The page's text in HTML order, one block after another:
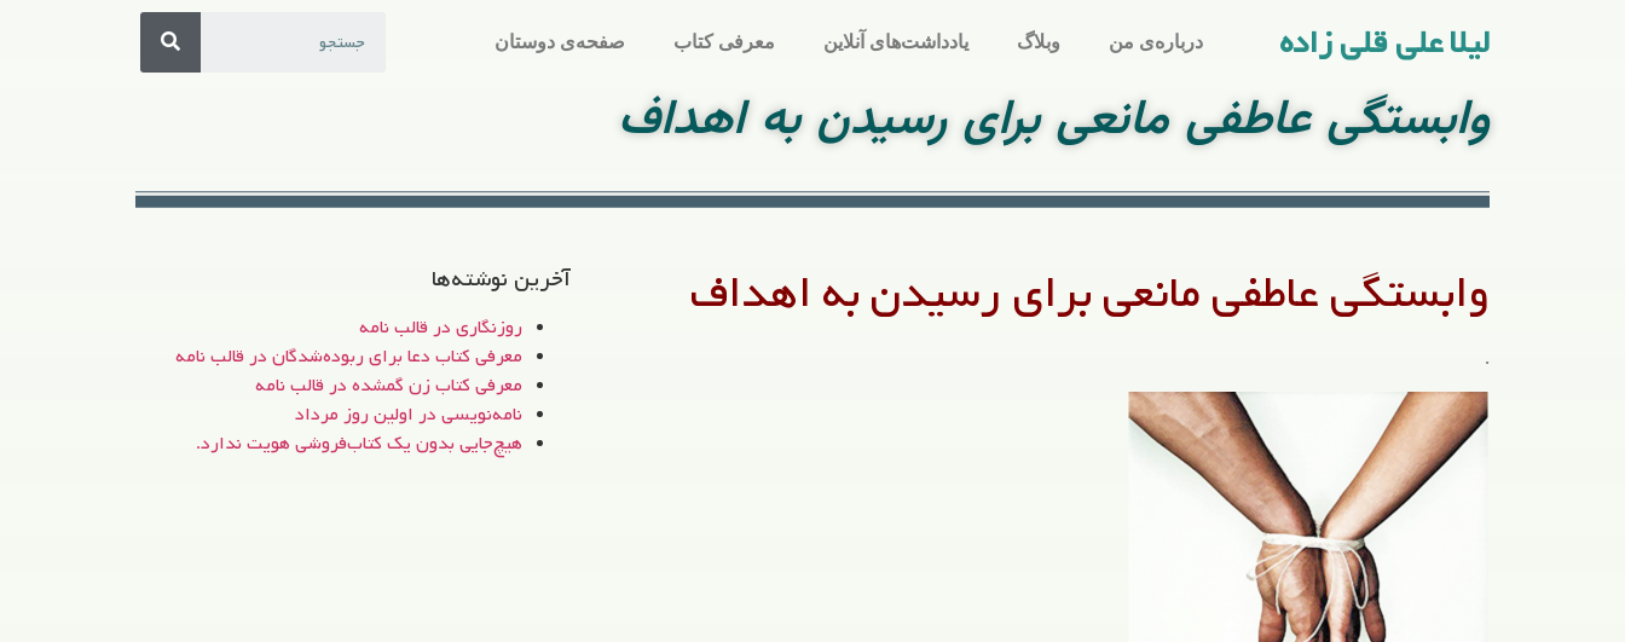
لیلا علی قلی زاده درباره‌ی من وبلاگ یادداشت‌های آنلاین معرفی کتاب صفحه‌ی دوستان
وابستگی عاطفی مانعی برای رسیدن به اهداف
وابستگی عاطفی مانعی برای رسیدن به اهداف
.
آخرین نوشته‌ها
روزنگاری در قالب نامه
معرفی کتاب دعا برای ربوده‌شدگان در قالب نامه
معرفی کتاب زن‌ گمشده در قالب نامه
نامه‌نویسی در اولین روز مرداد
هیچ‌جایی بدون یک کتاب‌فروشی هویت ندارد.